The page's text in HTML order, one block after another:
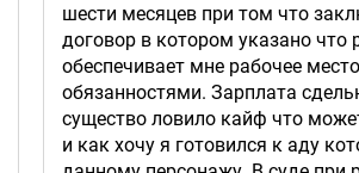
шести месяцев при том что
договор в котором указано что
обеспечивает мне рабочее
обязанностями. Зарплата
существо ловило кайф что
и как хочу я готовился к аду